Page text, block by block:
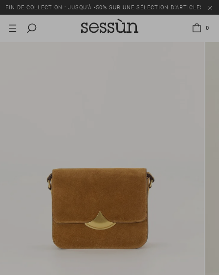
FIN DE COLLECTION : JUSQU’À -50% SUR UNE SÉLECTION D’ARTICLES
0